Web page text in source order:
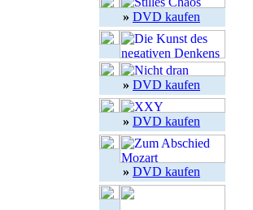
» DVD kaufen
» DVD kaufen
» DVD kaufen
» DVD kaufen